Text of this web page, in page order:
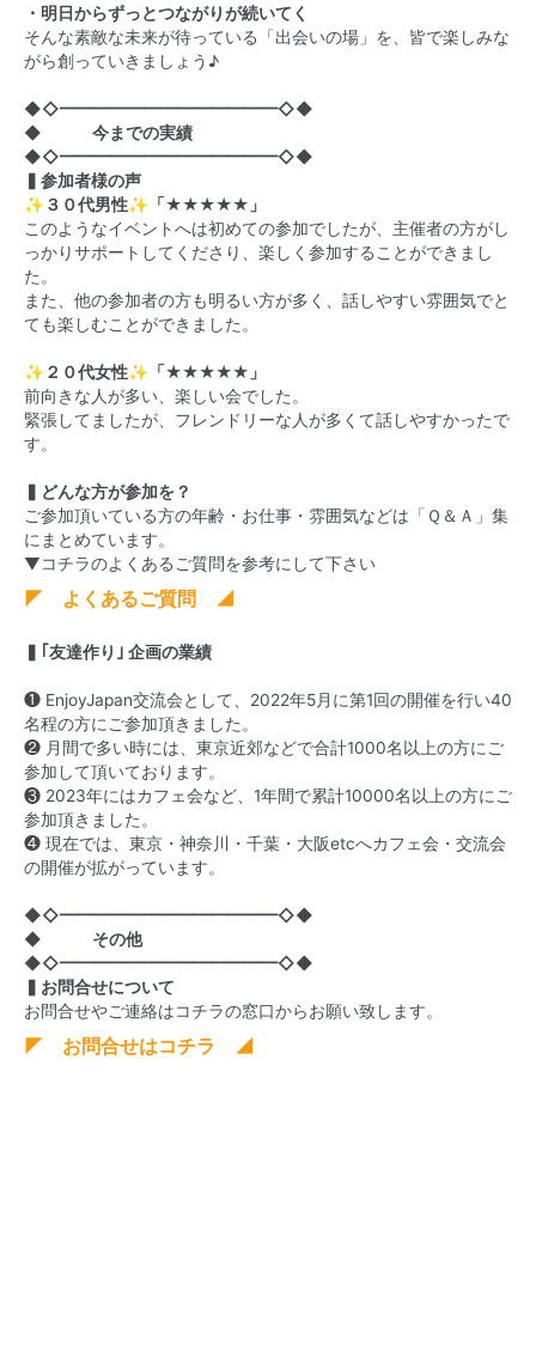
・明日からずっとつながりが続いてく
そんな素敵な未来が待っている「出会いの場」を、皆で楽しみな
がら創っていきましょう♪
◆◇━━━━━━━━━━━━━◇◆
◆ 今までの実績
◆◇━━━━━━━━━━━━━◇◆
▍参加者様の声
✨３０代男性✨「★★★★★」
このようなイベントへは初めての参加でしたが、主催者の方がし
っかりサポートしてくださり、楽しく参加することができまし
た。
また、他の参加者の方も明るい方が多く、話しやすい雰囲気でと
ても楽しむことができました。
✨２０代女性✨「★★★★★」
前向きな人が多い、楽しい会でした。
緊張してましたが、フレンドリーな人が多くて話しやすかったで
す。
▍どんな方が参加を？
ご参加頂いている方の年齢・お仕事・雰囲気などは「Ｑ＆Ａ」集
にまとめています。
▼コチラのよくあるご質問を参考にして下さい
◤ よくあるご質問 ◢
▍｢友達作り｣ 企画の業績
❶ EnjoyJapan交流会として、2022年5月に第1回の開催を行い40
名程の方にご参加頂きました。
❷ 月間で多い時には、東京近郊などで合計1000名以上の方にご
参加して頂いております。
❸ 2023年にはカフェ会など、1年間で累計10000名以上の方にご
参加頂きました。
❹ 現在では、東京・神奈川・千葉・大阪etcへカフェ会・交流会
の開催が拡がっています。
◆◇━━━━━━━━━━━━━◇◆
◆ その他
◆◇━━━━━━━━━━━━━◇◆
▍お問合せについて
お問合せやご連絡はコチラの窓口からお願い致します。
◤ お問合せはコチラ ◢